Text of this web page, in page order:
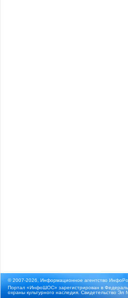
© 2007-2026, Информационное агентство
Портал «ИнфоШОС» зарегистрирован в
охраны культурного наследия. Свидетельство